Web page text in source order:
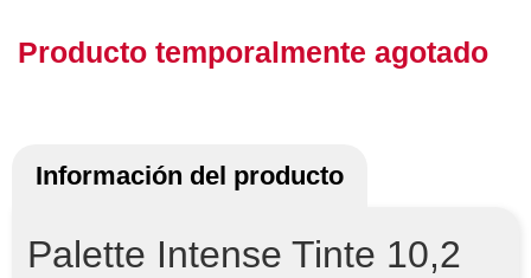
Producto temporalmente agotado
Información del producto
Palette Intense Tinte 10,2